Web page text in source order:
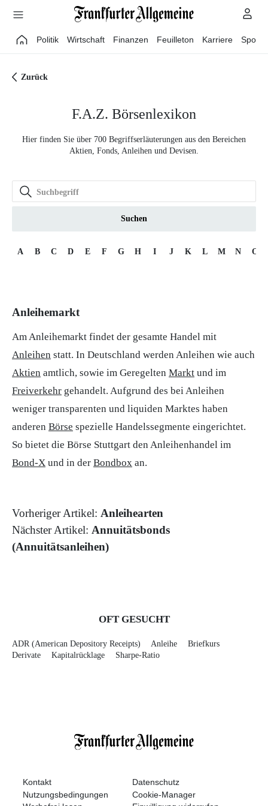
Direkt zum Hauptinhalt
Politik Wirtschaft Finanzen Feuilleton Karriere Sport
Zurück
F.A.Z. Börsenlexikon
Hier finden Sie über 700 Begriffserläuterungen aus den Bereichen
Aktien, Fonds, Anleihen und Devisen.
Suchen
A B C D E F G H I J K L M N O
Anleihemarkt
Am Anleihemarkt findet der gesamte Handel mit
Anleihen statt. In Deutschland werden Anleihen wie auch
Aktien amtlich, sowie im Geregelten Markt und im
Freiverkehr gehandelt. Aufgrund des bei Anleihen
weniger transparenten und liquiden Marktes haben
anderen Börse spezielle Handelssegmente eingerichtet.
So bietet die Börse Stuttgart den Anleihenhandel im
Bond-X und in der Bondbox an.
Vorheriger Artikel: Anleihearten
Nächster Artikel: Annuitätsbonds
(Annuitätsanleihen)
OFT GESUCHT
ADR (American Depository Receipts) Anleihe
Briefkurs
Derivate
Kapitalrücklage Sharpe-Ratio
Kontakt
Datenschutz
Nutzungsbedingungen
Cookie-Manager